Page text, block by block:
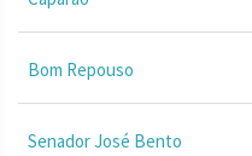
Bom Repouso
Senador José Bento